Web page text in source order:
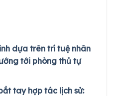
dựa trên trí tuệ nhân
tới phòng thủ tự
tay hợp tác lịch sử: